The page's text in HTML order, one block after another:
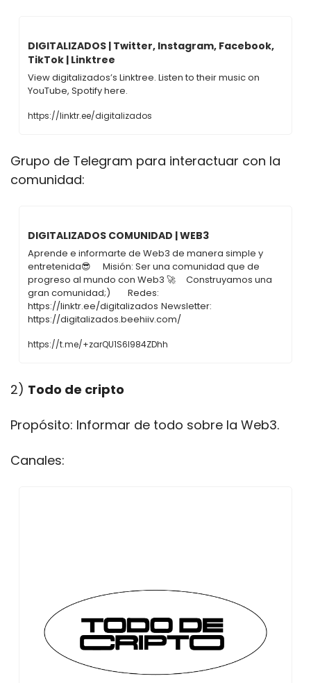
DIGITALIZADOS | Twitter, Instagram, Facebook,
TikTok | Linktree
View digitalizados’s Linktree. Listen to their music on
YouTube, Spotify here.
https://linktr.ee/digitalizados
Grupo de Telegram para interactuar con la
comunidad:
DIGITALIZADOS COMUNIDAD | WEB3
Aprende e informarte de Web3 de manera simple y
entretenida😎		Misión: Ser una comunidad que de
progreso al mundo con Web3 🚀		Construyamos una
gran comunidad;) 		Redes:
https://linktr.ee/digitalizados	Newsletter:
https://digitalizados.beehiiv.com/
https://t.me/+zarQU1S6I984ZDhh
2) Todo de cripto
Propósito: Informar de todo sobre la Web3.
Canales: